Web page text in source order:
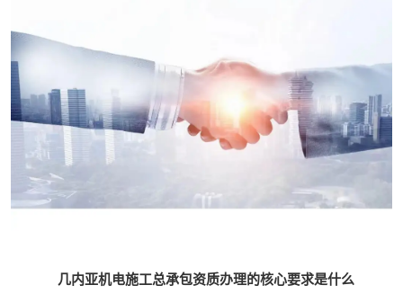
几内亚机电施工总承包资质办理的核心要求是什么